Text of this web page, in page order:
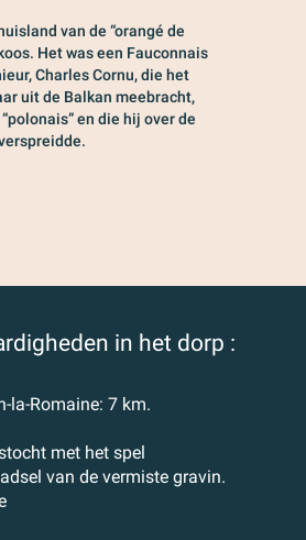
van de “orangé de
Het was een Fauconnais
Charles Cornu, die het
uit de Balkan meebracht,
en die hij over de
in het dorp :
la-Romaine: 7 km.
met het spel
van de vermiste gravin.